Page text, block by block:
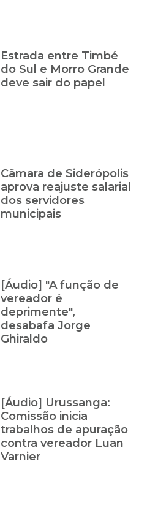
Estrada entre Timbé
do Sul e Morro Grande
deve sair do papel
Câmara de Siderópolis
aprova reajuste salarial
dos servidores
municipais
[Áudio] "A função de
vereador é
deprimente",
desabafa Jorge
Ghiraldo
[Áudio] Urussanga:
Comissão inicia
trabalhos de apuração
contra vereador Luan
Varnier